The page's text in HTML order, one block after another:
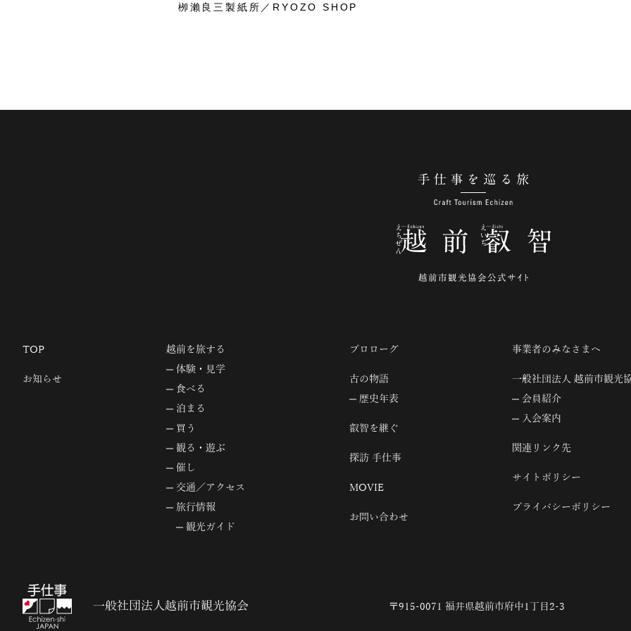
栁瀨良三製紙所／RYOZO SHOP
TOP
お知らせ
越前を旅する
体験・見学
食べる
泊まる
買う
観る・遊ぶ
催し
交通／アクセス
旅行情報
観光ガイド
プロローグ
古の物語
歴史年表
叡智を継ぐ
探訪 手仕事
MOVIE
お問い合わせ
事業者のみなさまへ
一般社団法人 越前市観光
会員紹介
入会案内
関連リンク先
サイトポリシー
プライバシーポリシー
一般社団法人越前市観光協会 〒915-0071 福井県越前市府中1丁目2-3